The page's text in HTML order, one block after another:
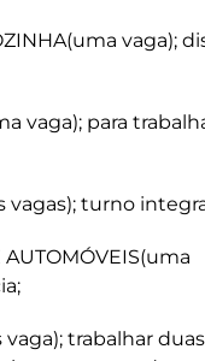
vaga);
vaga); para
vagas); turno
AUTOMÓVEIS(uma
vaga); trabalhar